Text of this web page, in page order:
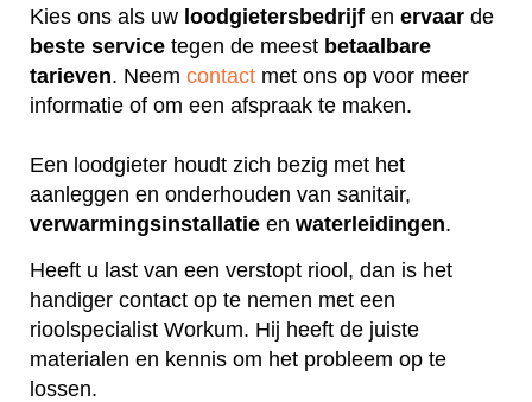
Kies ons als uw loodgietersbedrijf en ervaar de
beste service tegen de meest betaalbare
tarieven. Neem contact met ons op voor meer
informatie of om een afspraak te maken.
Een loodgieter houdt zich bezig met het
aanleggen en onderhouden van sanitair,
verwarmingsinstallatie en waterleidingen.
Heeft u last van een verstopt riool, dan is het
handiger contact op te nemen met een
rioolspecialist Workum. Hij heeft de juiste
materialen en kennis om het probleem op te
lossen.